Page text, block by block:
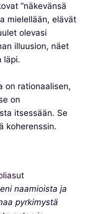
”näkevänsä
mielellään, elävät
olevasi
illuusion, näet
läpi.
on rationaalisen,
on
itsessään. Se
koherenssin.
naamioista ja
pyrkimystä